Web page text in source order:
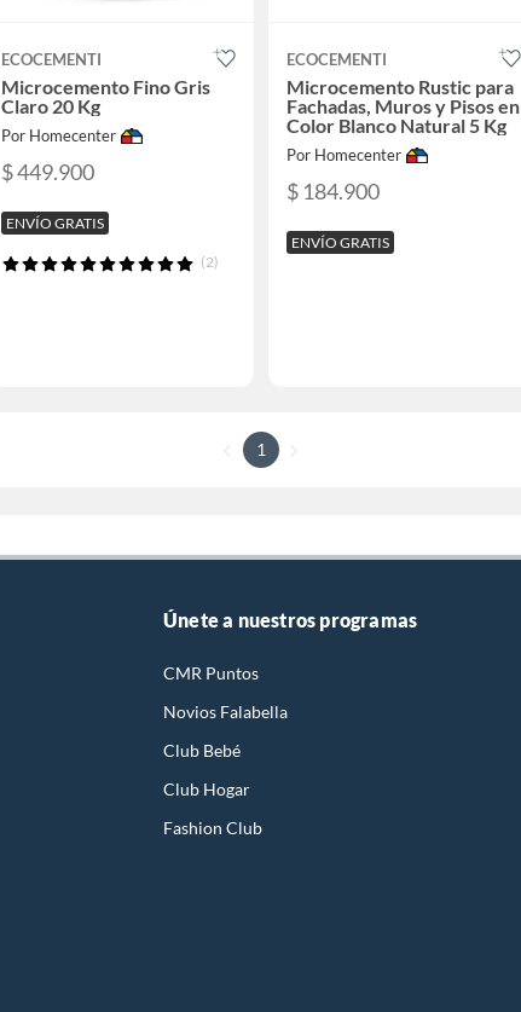
ECOCEMENTI
Microcemento Fino Gris
Claro 20 Kg
Por Homecenter
$ 449.900
ENVÍO GRATIS
(2)
ECOCEMENTI
Microcemento Rustic para
Fachadas, Muros y Pisos en
Color Blanco Natural 5 Kg
Por Homecenter
$ 184.900
ENVÍO GRATIS
1
Únete a nuestros programas
CMR Puntos
Novios Falabella
Club Bebé
Club Hogar
Fashion Club